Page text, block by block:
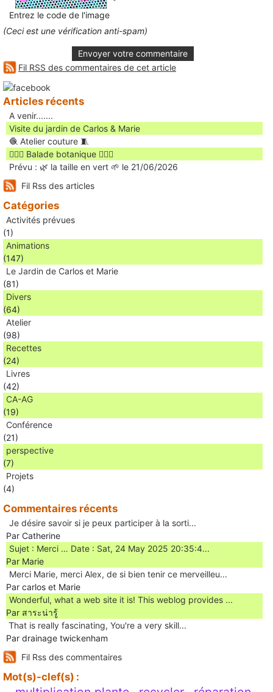
Entrez le code de l'image
(Ceci est une vérification anti-spam)
Envoyer votre commentaire
Fil RSS des commentaires de cet article
Articles récents
A venir.......
Visite du jardin de Carlos & Marie
🧶 Atelier couture 🧵
🚶🏻‍♀️ Balade botanique 🚶🏻‍♂️
Prévu : 🌿 la taille en vert 🌱 le 21/06/2026
Fil Rss des articles
Catégories
Activités prévues
(1)
Animations
(147)
Le Jardin de Carlos et Marie
(81)
Divers
(64)
Atelier
(98)
Recettes
(24)
Livres
(42)
CA-AG
(19)
Conférence
(21)
perspective
(7)
Projets
(4)
Commentaires récents
Je désire savoir si je peux participer à la sorti...
Par Catherine
Sujet : Merci … Date : Sat, 24 May 2025 20:35:4...
Par Marie
Merci Marie, merci Alex, de si bien tenir ce merveilleu...
Par carlos et Marie
Wonderful, what a web site it is! This weblog provides ...
Par สาระน่ารู้
Ꭲhat is really fascinating, You'rе a very skill...
Par drainage twickenham
Fil Rss des commentaires
Mot(s)-clef(s) :